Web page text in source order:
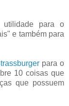
utilidade para o
e também para
para o
10 coisas que
que possuem